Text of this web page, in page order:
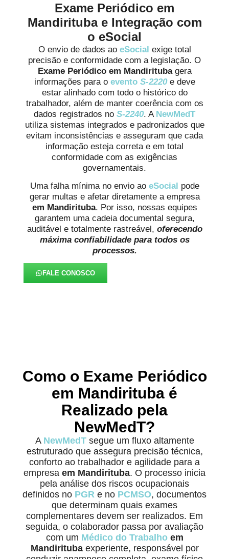
Exame Periódico em
Mandirituba e Integração com
o eSocial
O envio de dados ao eSocial exige total
precisão e conformidade com a legislação. O
Exame Periódico em Mandiritubagera
informações para o evento S-2220e deve
estar alinhado com todo o histórico do
trabalhador, além de manter coerência com os
dados registrados no S-2240. A NewMedT
utiliza sistemas integrados e padronizados que
evitam inconsistências e asseguram que cada
informação esteja correta e em total
conformidade com as exigências
governamentais.
Uma falha mínima no envio ao eSocial pode
gerar multas e afetar diretamente a empresa
em Mandirituba. Por isso, nossas equipes
garantem uma cadeia documental segura,
auditável e totalmente rastreável, oferecendo
máxima confiabilidade para todos os
processos.
FALE CONOSCO
Como o Exame Periódico
em Mandirituba é
Realizado pela
NewMedT?
A NewMedT segue um fluxo altamente
estruturado que assegura precisão técnica,
conforto ao trabalhador e agilidade para a
empresa em Mandirituba. O processo inicia
pela análise dos riscos ocupacionais
definidos no PGR e no PCMSO, documentos
que determinam quais exames
complementares devem ser realizados. Em
seguida, o colaborador passa por avaliação
com um Médico do Trabalhoem
Mandiritubaexperiente, responsável por